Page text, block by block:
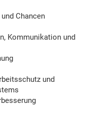
Chancen
Kommunikation und
und